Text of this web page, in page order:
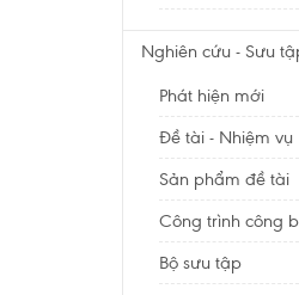
Nghiên cứu - Sưu
Phát hiện mới
Đề tài - Nhiệm vụ
Sản phẩm đề tài
Công trình công
Bộ sưu tập